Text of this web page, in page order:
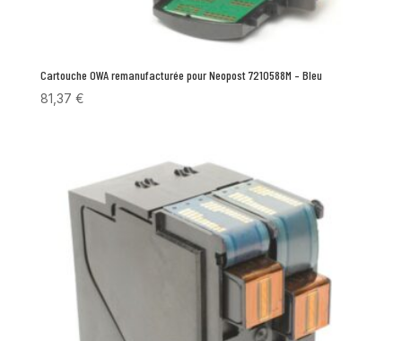
Cartouche OWA remanufacturée pour Neopost 7210588M – Bleu
81,37 €